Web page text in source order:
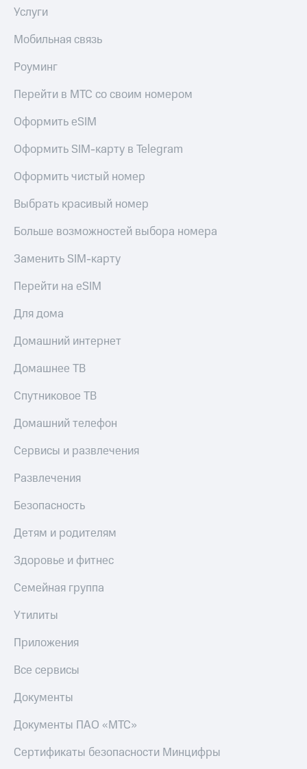
Услуги
Мобильная связь
Роуминг
Перейти в МТС со своим номером
Оформить eSIM
Оформить SIM-карту в Telegram
Оформить чистый номер
Выбрать красивый номер
Больше возможностей выбора номера
Заменить SIM-карту
Перейти на eSIM
Для дома
Домашний интернет
Домашнее ТВ
Спутниковое ТВ
Домашний телефон
Сервисы и развлечения
Развлечения
Безопасность
Детям и родителям
Здоровье и фитнес
Семейная группа
Утилиты
Приложения
Все сервисы
Документы
Документы ПАО «МТС»
Сертификаты безопасности Минцифры